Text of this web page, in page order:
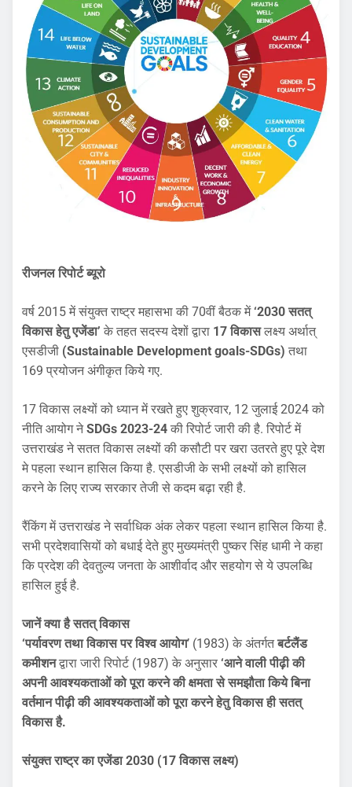
रीजनल रिपोर्ट ब्यूरो
वर्ष 2015 में संयुक्त राष्ट्र महासभा की 70वीं बैठक में‘2030 सतत्
विकास हेतु एजेंडा’ के तहत सदस्य देशों द्वारा 17 विकासलक्ष्य अर्थात्
एसडीजी (Sustainable Development goals-SDGs) तथा
169 प्रयोजन अंगीकृत किये गए.
17 विकास लक्ष्यों को ध्यान में रखते हुए शुक्रवार, 12 जुलाई 2024 को
नीति आयोग नेSDGs 2023-24 की रिपोर्ट जारी की है. रिपोर्ट में
उत्तराखंड ने सतत विकास लक्ष्यों की कसौटी पर खरा उतरते हुए पूरे देश
मे पहला स्थान हासिल किया है. एसडीजी के सभी लक्ष्यों को हासिल
करने के लिए राज्य सरकार तेजी से कदम बढ़ा रही है.
रैंकिंग में उत्तराखंड ने सर्वाधिक अंक लेकर पहला स्थान हासिल किया है.
सभी प्रदेशवासियों को बधाई देते हुए मुख्यमंत्री पुष्कर सिंह धामी ने कहा
कि प्रदेश की देवतुल्य जनता के आशीर्वाद और सहयोग से ये उपलब्धि
हासिल हुई है.
जानें क्या है सतत् विकास
‘पर्यावरण तथा विकास पर विश्व आयोग’ (1983) के अंतर्गतबर्टलैंड
कमीशनद्वारा जारी रिपोर्ट (1987) के अनुसार ‘आने वाली पीढ़ी की
अपनी आवश्यकताओं को पूरा करने की क्षमता से समझौता किये बिना
वर्तमान पीढ़ी की आवश्यकताओं को पूरा करने हेतु विकास ही सतत्
विकास है.
संयुक्त राष्ट्र का एजेंडा 2030 (17 विकास लक्ष्य)